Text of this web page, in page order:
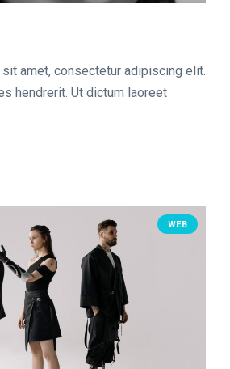
amet, consectetur adipiscing elit.
hendrerit. Ut dictum laoreet
WEB